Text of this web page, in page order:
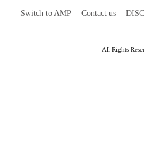
Switch to AMP Contact us
All Rights